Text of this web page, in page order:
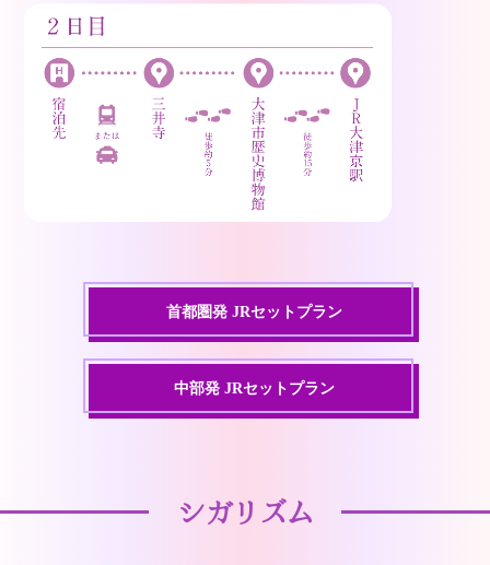
首都圏発 JRセットプラン
中部発 JRセットプラン
シガリズム